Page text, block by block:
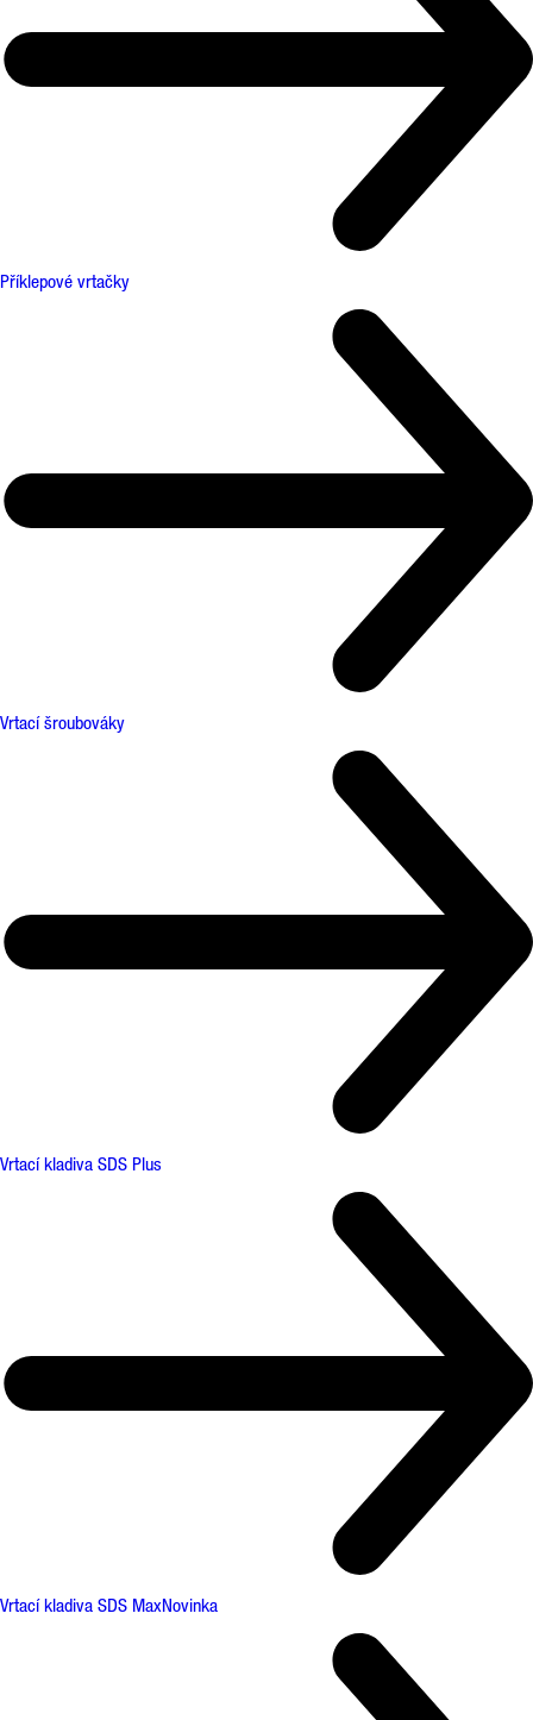
Příklepové vrtačky
Vrtací šroubováky
Vrtací kladiva SDS Plus
Vrtací kladiva SDS MaxNovinka